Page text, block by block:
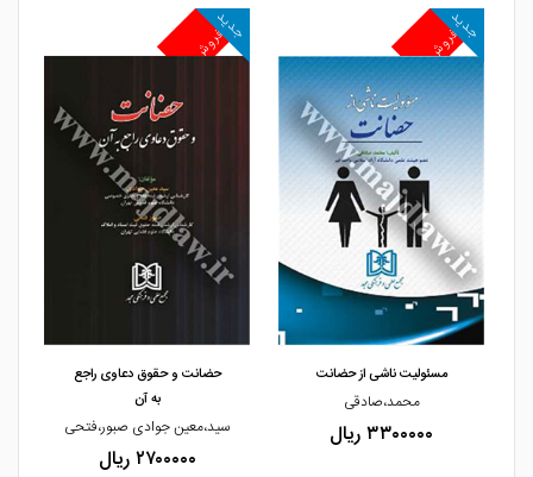
مشاهده و خرید
پرفروش
جدید
مسئولیت ناشی از حضانت
محمد،صادقی
۳۳۰۰۰۰۰ ریال
پرفروش
جدید
حضانت و حقوق دعاوی راجع
به آن
سید،معین جوادی صبور،فتحی
۲۷۰۰۰۰۰ ریال